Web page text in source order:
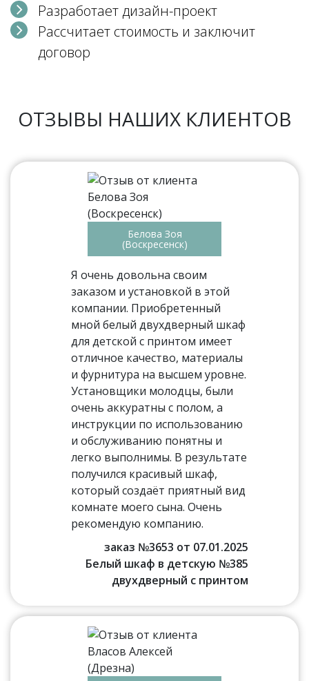
Разработает дизайн-проект
Рассчитает стоимость и заключит
договор
ОТЗЫВЫ НАШИХ КЛИЕНТОВ
Белова Зоя
(Воскресенск)
Я очень довольна своим
заказом и установкой в этой
компании. Приобретенный
мной белый двухдверный шкаф
для детской с принтом имеет
отличное качество, материалы
и фурнитура на высшем уровне.
Установщики молодцы, были
очень аккуратны с полом, а
инструкции по использованию
и обслуживанию понятны и
легко выполнимы. В результате
получился красивый шкаф,
который создаёт приятный вид
комнате моего сына. Очень
рекомендую компанию.
заказ №3653 от 07.01.2025
Белый шкаф в детскую №385
двухдверный с принтом